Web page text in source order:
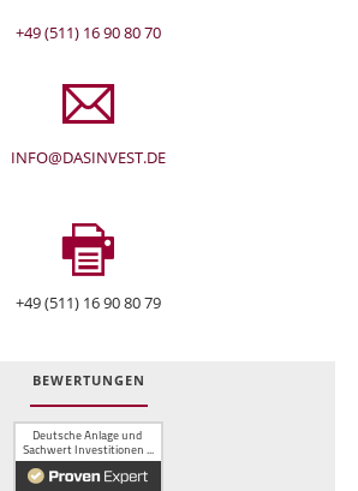
+49 (511) 16 90 80 70
INFO@DASINVEST.DE
+49 (511) 16 90 80 79
BEWERTUNGEN